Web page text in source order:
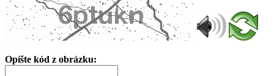
Opíšte kód z obrázku: